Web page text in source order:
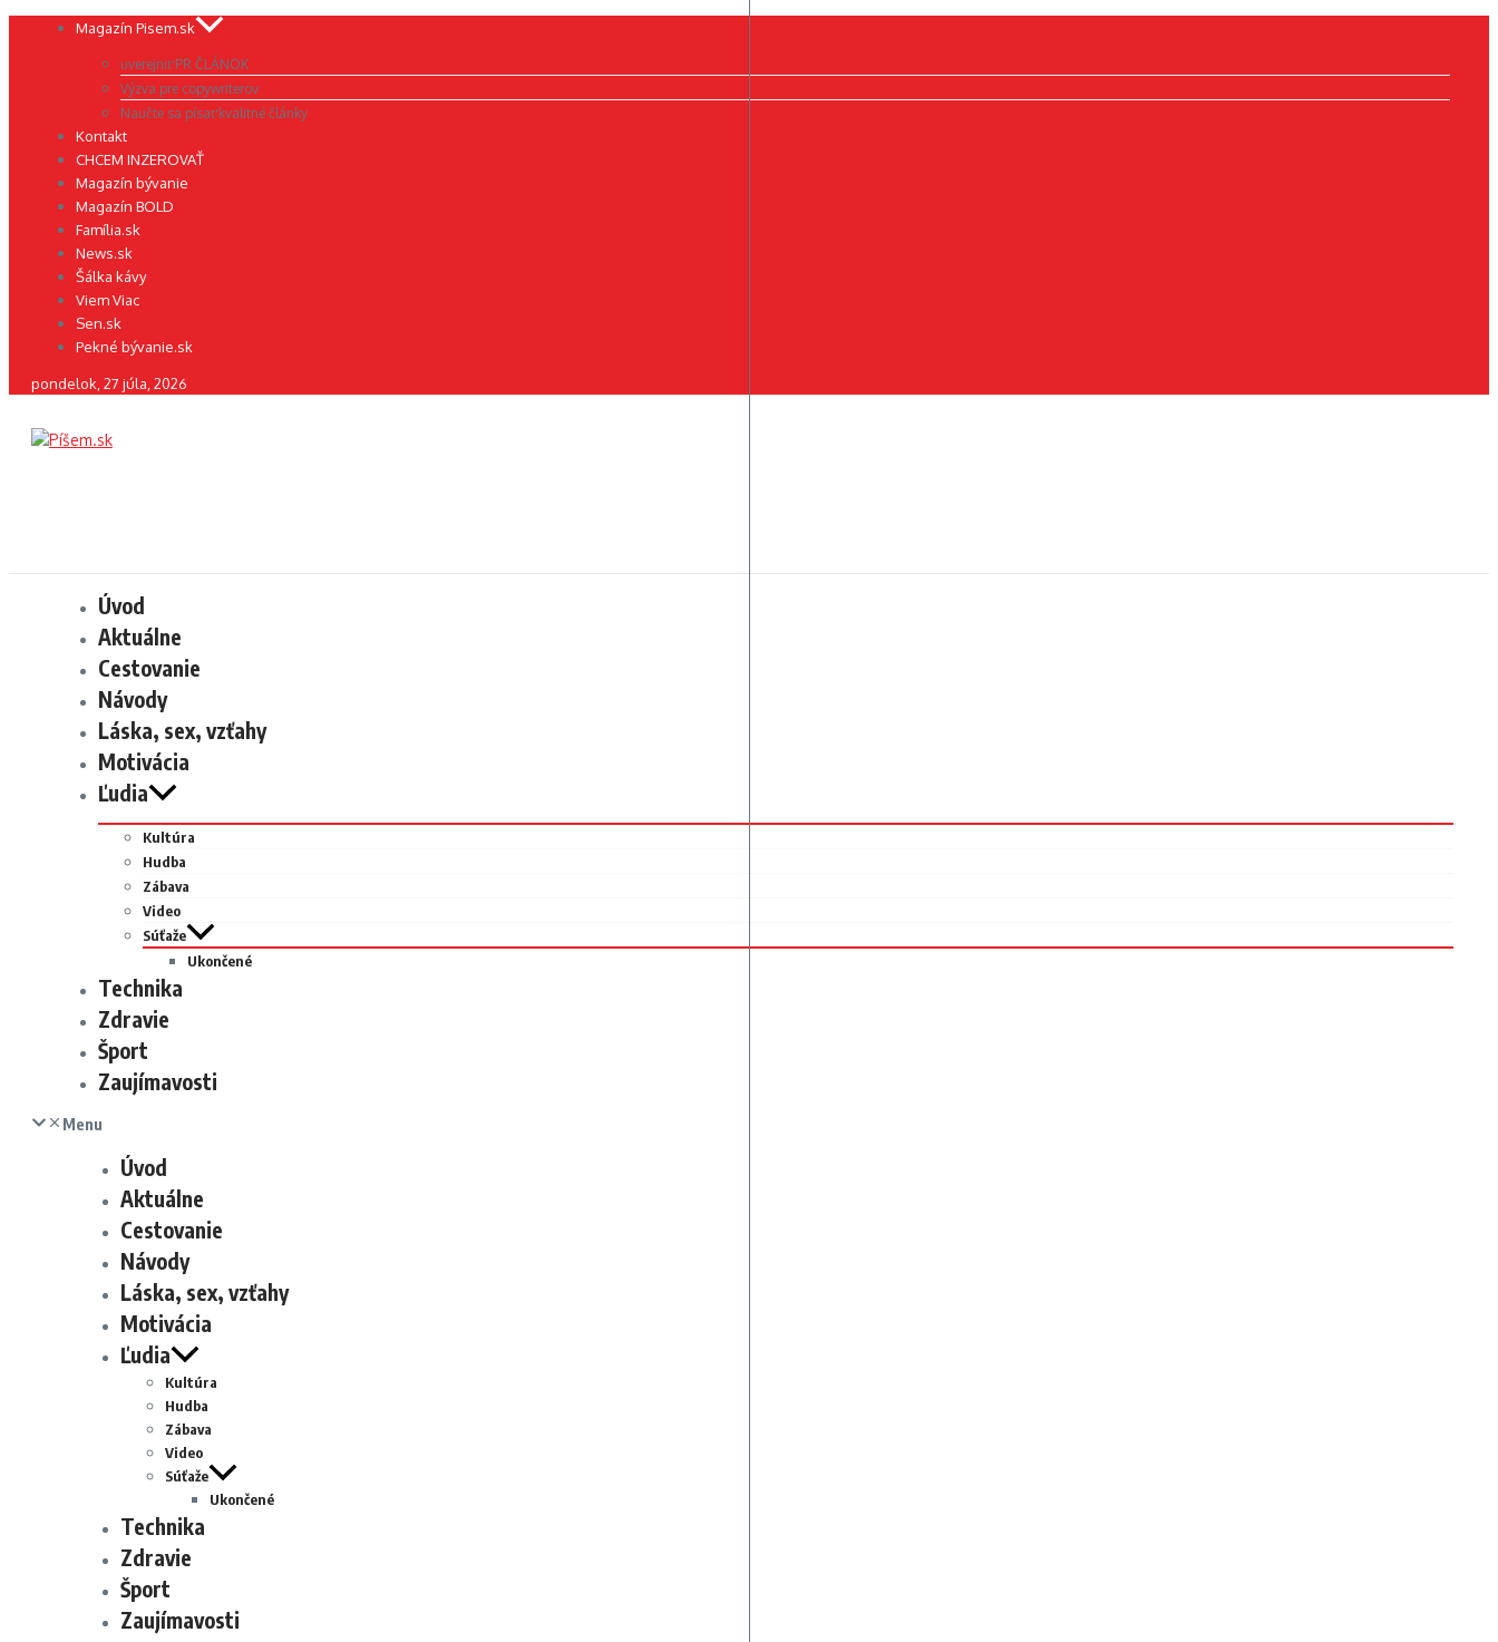
Preskočiť Magazín Pisem.sk
uverejniť PR ČLÁNOK
Výzva pre copywriterov
Naučte sa písať kvalitné články
Kontakt
CHCEM INZEROVAŤ
Magazín bývanie
Magazín BOLD
Família.sk
News.sk
Šálka kávy
Viem Viac
Sen.sk
Pekné bývanie.sk
pondelok, 27 júla, 2026
Úvod
Aktuálne
Cestovanie
Návody
Láska, sex, vzťahy
Motivácia
Ľudia
Kultúra
Hudba
Zábava
Video
Súťaže
Ukončené
Technika
Zdravie
Šport
Zaujímavosti
Menu
Úvod
Aktuálne
Cestovanie
Návody
Láska, sex, vzťahy
Motivácia
Ľudia
Kultúra
Hudba
Zábava
Video
Súťaže
Ukončené
Technika
Zdravie
Šport
Zaujímavosti